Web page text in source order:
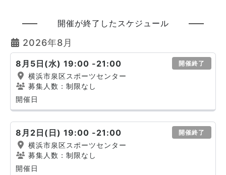
開催が終了したスケジュール
2026年8月
8月5日(水) 19:00 -21:00 開催終了
横浜市泉区スポーツセンター
募集人数：制限なし
開催日
8月2日(日) 19:00 -21:00 開催終了
横浜市泉区スポーツセンター
募集人数：制限なし
開催日